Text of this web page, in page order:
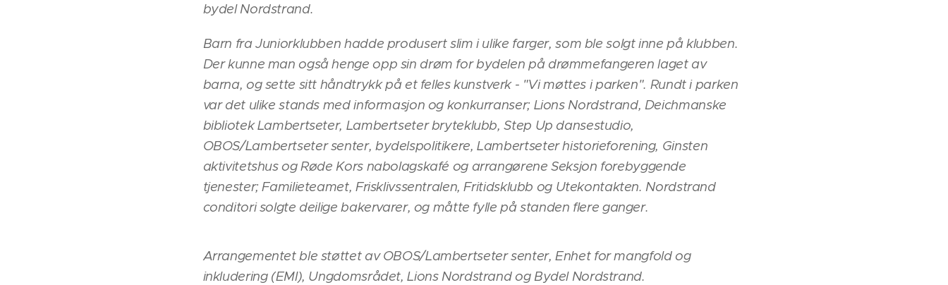
bydel Nordstrand.
Barn fra Juniorklubben hadde produsert slim i ulike farger, som ble solgt inne på klubben.
Der kunne man også henge opp sin drøm for bydelen på drømmefangeren laget av
barna, og sette sitt håndtrykk på et felles kunstverk - "Vi møttes i parken". Rundt i parken
var det ulike stands med informasjon og konkurranser; Lions Nordstrand, Deichmanske
bibliotek Lambertseter, Lambertseter bryteklubb, Step Up dansestudio,
OBOS/Lambertseter senter, bydelspolitikere, Lambertseter historieforening, Ginsten
aktivitetshus og Røde Kors nabolagskafé og arrangørene Seksjon forebyggende
tjenester; Familieteamet, Frisklivssentralen, Fritidsklubb og Utekontakten. Nordstrand
conditori solgte deilige bakervarer, og måtte fylle på standen flere ganger.
Arrangementet ble støttet av OBOS/Lambertseter senter, Enhet for mangfold og
inkludering (EMI), Ungdomsrådet, Lions Nordstrand og Bydel Nordstrand.